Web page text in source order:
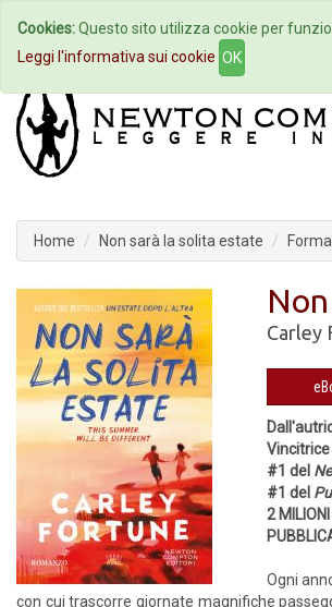
Home Autori
Home Non sarà la solita estate
Carley
#1 del
#1 del
2
Ogni
con cui trascorre giornate magnifiche
Cookies:Questo sito utilizza cookie per
Leggi l'informativa sui cookie OK